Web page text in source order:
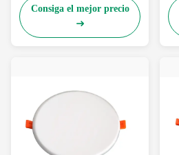
Consiga el mejor precio